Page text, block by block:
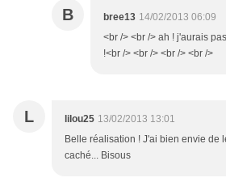
B bree13 14/02/2013 06:09
<br /> <br /> ah ! j'aurais
!<br /> <br /> <br /> <br />
L lilou25 13/02/2013 13:01
Belle réalisation ! J'ai bien envie de
caché... Bisous